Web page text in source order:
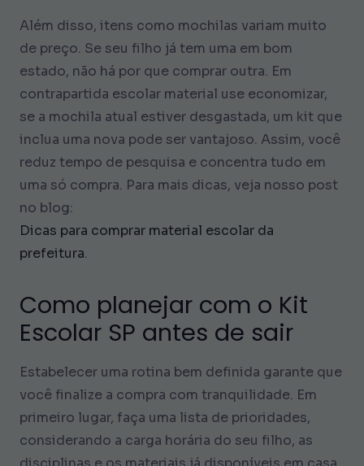
Além disso, itens como mochilas variam muito
de preço. Se seu filho já tem uma em bom
estado, não há por que comprar outra. Em
contrapartida escolar material use economizar,
se a mochila atual estiver desgastada, um kit que
inclua uma nova pode ser vantajoso. Assim, você
reduz tempo de pesquisa e concentra tudo em
uma só compra. Para mais dicas, veja nosso post
no blog:
Dicas para comprar material escolar da
prefeitura.
Como planejar com o Kit
Escolar SP antes de sair
Estabelecer uma rotina bem definida garante que
você finalize a compra com tranquilidade. Em
primeiro lugar, faça uma lista de prioridades,
considerando a carga horária do seu filho, as